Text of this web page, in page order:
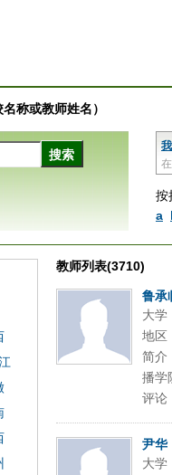
称或教师姓名）
按
a
教师列表(3710)
鲁承
大学
地区
简介
播学
评论
尹华
大学